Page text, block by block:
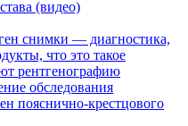
(видео)
снимки — диагностика,
что это такое
рентгенографию
обследования
пояснично-крестцового